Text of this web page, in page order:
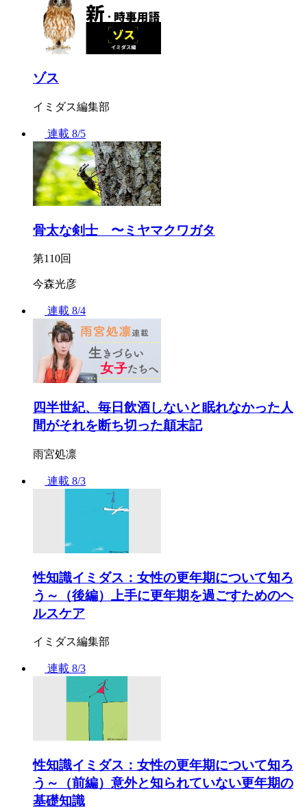
ゾス
イミダス編集部
連載 8/5
骨太な剣士 〜ミヤマクワガタ
第110回
今森光彦
連載 8/4
四半世紀、毎日飲酒しないと眠れなかった人
間がそれを断ち切った顛末記
雨宮処凛
連載 8/3
性知識イミダス：女性の更年期について知ろ
う～（後編）上手に更年期を過ごすためのヘ
ルスケア
イミダス編集部
連載 8/3
性知識イミダス：女性の更年期について知ろ
う～（前編）意外と知られていない更年期の
基礎知識